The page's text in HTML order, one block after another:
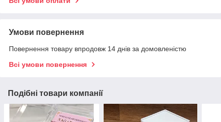
Умови повернення
Повернення товару впродовж 14 днів за домовленістю
Всі умови повернення
Подібні товари компанії